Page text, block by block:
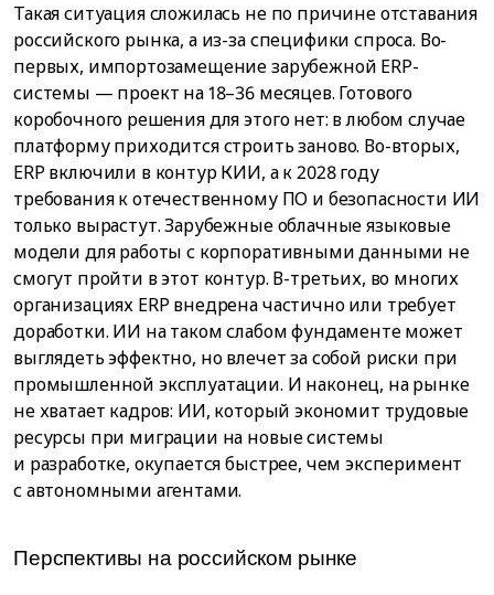
Такая ситуация сложилась не по причине отставания
российского рынка, а из-за специфики спроса. Во-
первых, импортозамещение зарубежной ERP-
системы — проект на 18–36 месяцев. Готового
коробочного решения для этого нет: в любом случае
платформу приходится строить заново. Во-вторых,
ERP включили в контур КИИ, а к 2028 году
требования к отечественному ПО и безопасности ИИ
только вырастут. Зарубежные облачные языковые
модели для работы с корпоративными данными не
смогут пройти в этот контур. В-третьих, во многих
организациях ERP внедрена частично или требует
доработки. ИИ на таком слабом фундаменте может
выглядеть эффектно, но влечет за собой риски при
промышленной эксплуатации. И наконец, на рынке
не хватает кадров: ИИ, который экономит трудовые
ресурсы при миграции на новые системы
и разработке, окупается быстрее, чем эксперимент
с автономными агентами.
Перспективы на российском рынке